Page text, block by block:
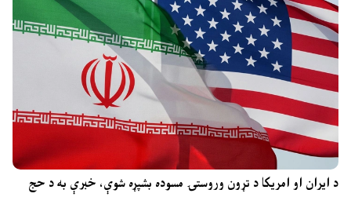
د ایران او امریکا د تړون وروستۍ مسوده بشپړه شوې، خبرې به د حج